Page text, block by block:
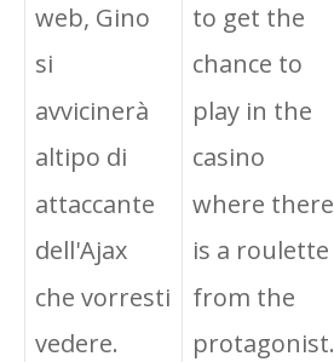
web, Gino
si
avvicinerà
altipo di
attaccante
dell'Ajax
che vorresti
vedere.
to get the
chance to
play in the
casino
where there
is a roulette
from the
protagonist.